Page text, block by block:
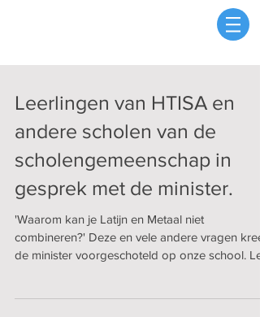
Leerlingen van HTISA en
andere scholen van de
scholengemeenschap in
gesprek met de minister.
'Waarom kan je Latijn en Metaal niet
combineren?' Deze en vele andere vragen
de minister voorgeschoteld op onze school.